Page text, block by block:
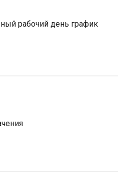
рабочий день график